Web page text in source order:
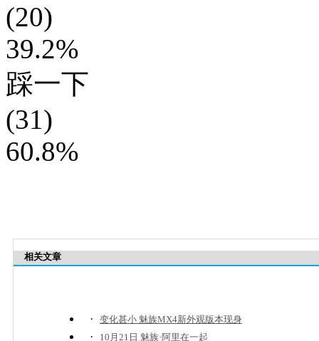
(20)
39.2%
踩一下
(31)
60.8%
相关文章
· 变化甚小 魅族MX4新外观版本现身
· 10月21日 魅族·阿里在一起